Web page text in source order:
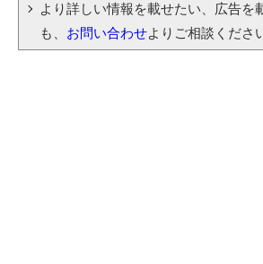
より詳しい情報を載せたい、広告を
も、 お問い合わせよりご相談くださ